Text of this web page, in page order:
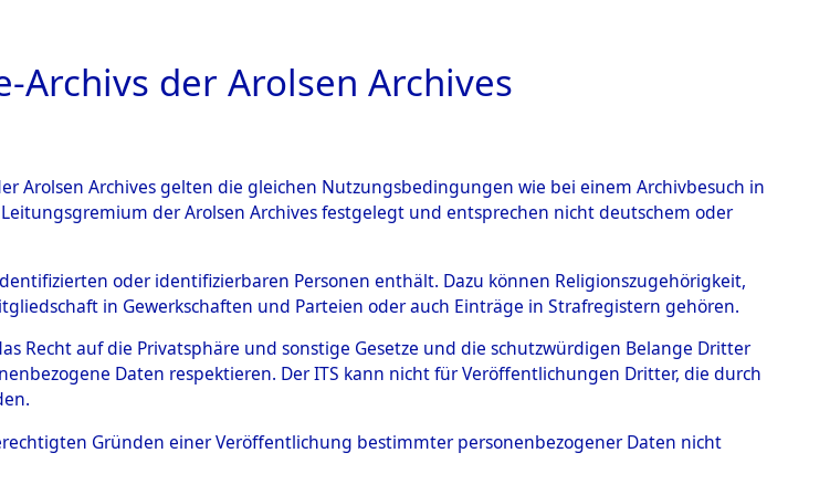
ARCHIVALE ÜBERSICHT BILD
Gardelege - Hofham.→0001
0085 (84603687)
der Arolsen Archives
Arolsen Archives gelten die gleichen Nutzungsbedingungen wie bei einem Archivbesuch in
der Arolsen Archives festgelegt und entsprechen nicht deutschem oder
oder identifizierbaren Personen enthält. Dazu können Religionszugehörigkeit,
in Gewerkschaften und Parteien oder auch Einträge in Strafregistern gehören.
Recht auf die Privatsphäre und sonstige Gesetze und die schutzwürdigen Belange Dritter
Daten respektieren. Der ITS kann nicht für Veröffentlichungen Dritter, die durch
Gründen einer Veröffentlichung bestimmter personenbezogener Daten nicht